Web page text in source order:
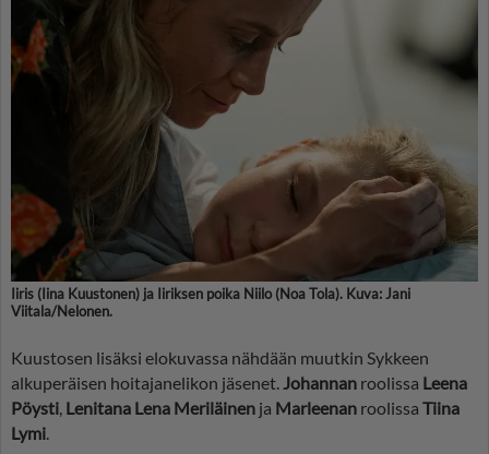
Iiris (Iina Kuustonen) ja Iiriksen poika Niilo (Noa Tola). Kuva: Jani
Viitala/Nelonen.
Kuustosen lisäksi elokuvassa nähdään muutkin Sykkeen
alkuperäisen hoitajanelikon jäsenet. Johannan roolissa Leena
Pöysti, Lenitana Lena Meriläinen ja Marleenan roolissa Tiina
Lymi.